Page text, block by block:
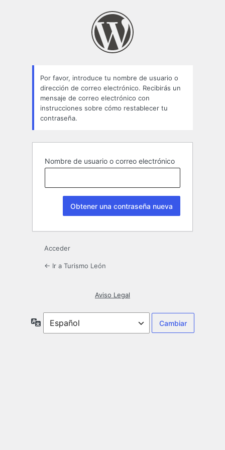
Por favor, introduce tu nombre de usuario o
dirección de correo electrónico. Recibirás un
mensaje de correo electrónico con
instrucciones sobre cómo restablecer tu
contraseña.
Nombre de usuario o correo electrónico
Acceder
← Ir a Turismo León
Aviso Legal
Idioma